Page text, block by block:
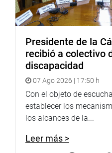
Presidente de la
recibió a colectivo
discapacidad
07 Ago 2026 | 17:50 h
Con el objeto de
establecer los
los alcances de la...
Leer más >